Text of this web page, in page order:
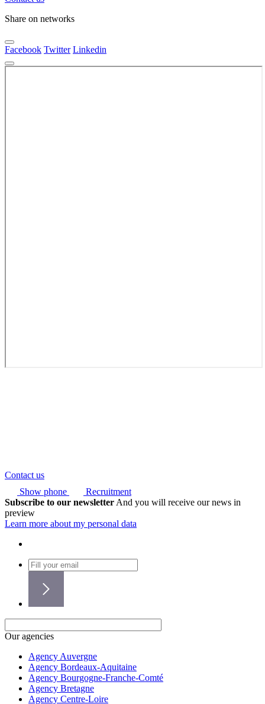
Share on networks
Facebook Twitter Linkedin
Contact us
Show phone
Recruitment
Subscribe to our newsletter And you will receive our news in
preview
Learn more about my personal data
Our agencies
Agency Auvergne
Agency Bordeaux-Aquitaine
Agency Bourgogne-Franche-Comté
Agency Bretagne
Agency Centre-Loire